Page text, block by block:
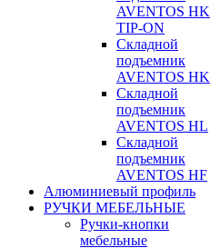
AVENTOS HK
TIP-ON
Складной
подъемник
AVENTOS HK
Складной
подъемник
AVENTOS HL
Складной
подъемник
AVENTOS HF
Алюминиевый профиль
РУЧКИ МЕБЕЛЬНЫЕ
Ручки-кнопки
мебельные